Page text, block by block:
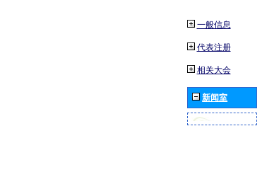
一般信息
代表注册
相关大会
新闻室